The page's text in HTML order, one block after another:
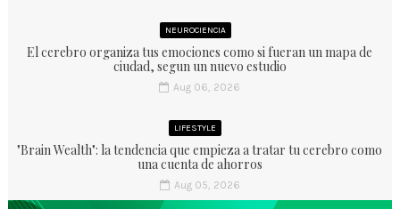
NEUROCIENCIA
El cerebro organiza tus emociones como si fueran un mapa de
ciudad, segun un nuevo estudio
Aug 06, 2026
LIFESTYLE
"Brain Wealth": la tendencia que empieza a tratar tu cerebro como
una cuenta de ahorros
Aug 05, 2026